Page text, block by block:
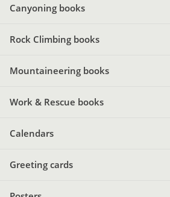
Canyoning books
Rock Climbing books
Mountaineering books
Work & Rescue books
Calendars
Greeting cards